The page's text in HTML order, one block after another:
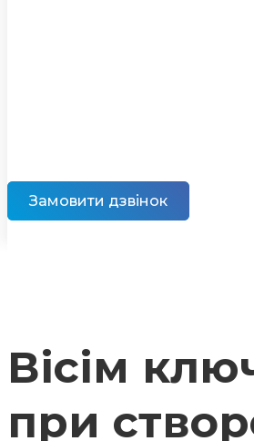
Замовити дзвінок
Вісім
при